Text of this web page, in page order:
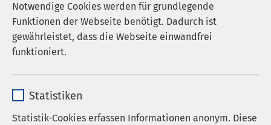
Notwendige Cookies werden für grundlegende
Funktionen der Webseite benötigt. Dadurch ist
gewährleistet, dass die Webseite einwandfrei
funktioniert.
Anbieter sgalinski
Statistiken
Statistik-Cookies erfassen Informationen anonym. Diese
Das AMEOS Klinikum Oschersleben liegt 30 km
westlich von Magdeburg, der Landeshauptstadt
In der Tagesklinik am Standort Oschersleben
und zehn Kinder- und Jugendliche zur Verfügung.